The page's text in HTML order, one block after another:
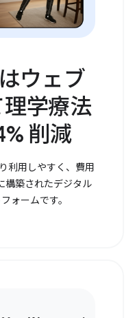
ウェブ
学療法
削減
利用しやすく、費用
構築されたデジタル
ォームです。